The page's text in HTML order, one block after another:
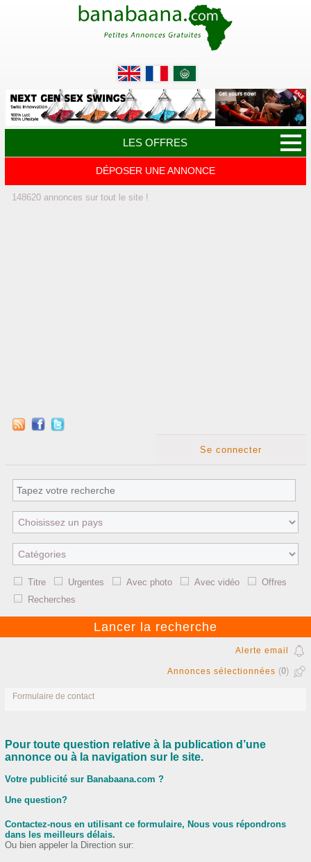
LES OFFRES
DÉPOSER UNE ANNONCE
148620 annonces sur tout le site !
Se connecter
Titre Urgentes Avec photo Avec vidéo
Offres
Recherches
Alerte email
Annonces sélectionnées (0)
Formulaire de contact
Pour toute question relative à la publication d’une
annonce ou à la navigation sur le site.
Votre publicité sur Banabaana.com ?
Une question?
Contactez-nous en utilisant ce formulaire, Nous vous répondrons
dans les meilleurs délais.
Ou bien appeler la Direction sur: